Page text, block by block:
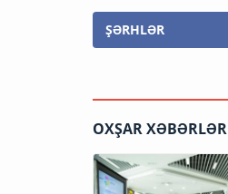
ŞƏRHLƏR
OXŞAR XƏBƏRLƏR